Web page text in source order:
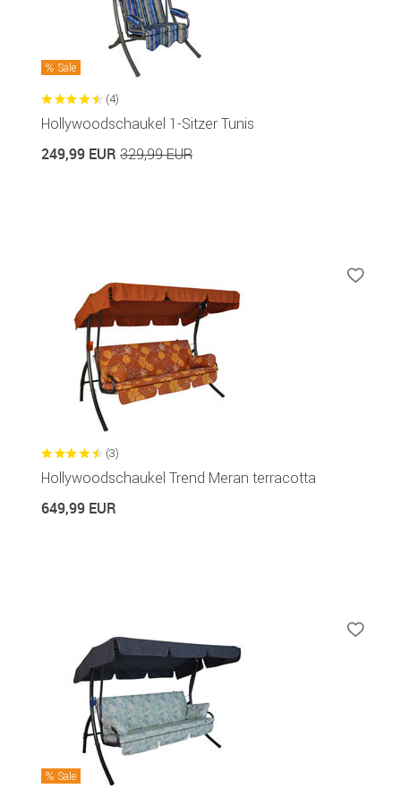
Sale
(4)
Hollywoodschaukel 1-Sitzer Tunis
249,99 EUR 329,99 EUR
(3)
Hollywoodschaukel Trend Meran terracotta
649,99 EUR
Sale